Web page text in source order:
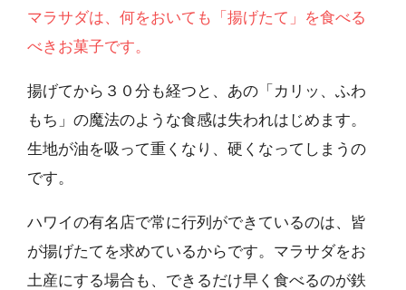
マラサダは、何をおいても「揚げたて」を食べる
べきお菓子です。
揚げてから３０分も経つと、あの「カリッ、ふわ
もち」の魔法のような食感は失われはじめます。
生地が油を吸って重くなり、硬くなってしまうの
です。
ハワイの有名店で常に行列ができているのは、皆
が揚げたてを求めているからです。マラサダをお
土産にする場合も、できるだけ早く食べるのが鉄